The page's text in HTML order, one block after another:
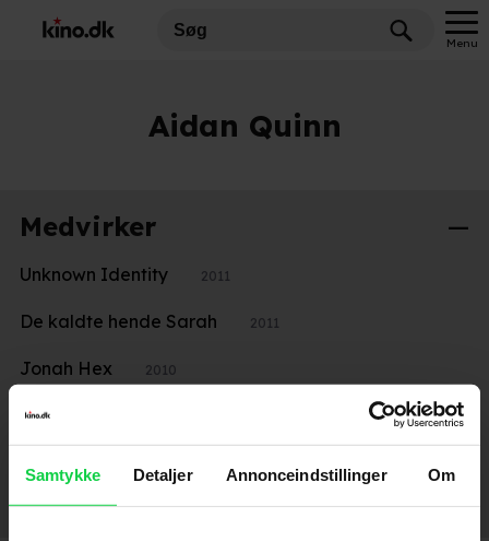
Samtykke Detaljer Annonceindstillinger Om
Menu
Aidan Quinn
Medvirker
Unknown Identity 2011
De kaldte hende Sarah 2011
Jonah Hex 2010
Wild Child
SE FLERE